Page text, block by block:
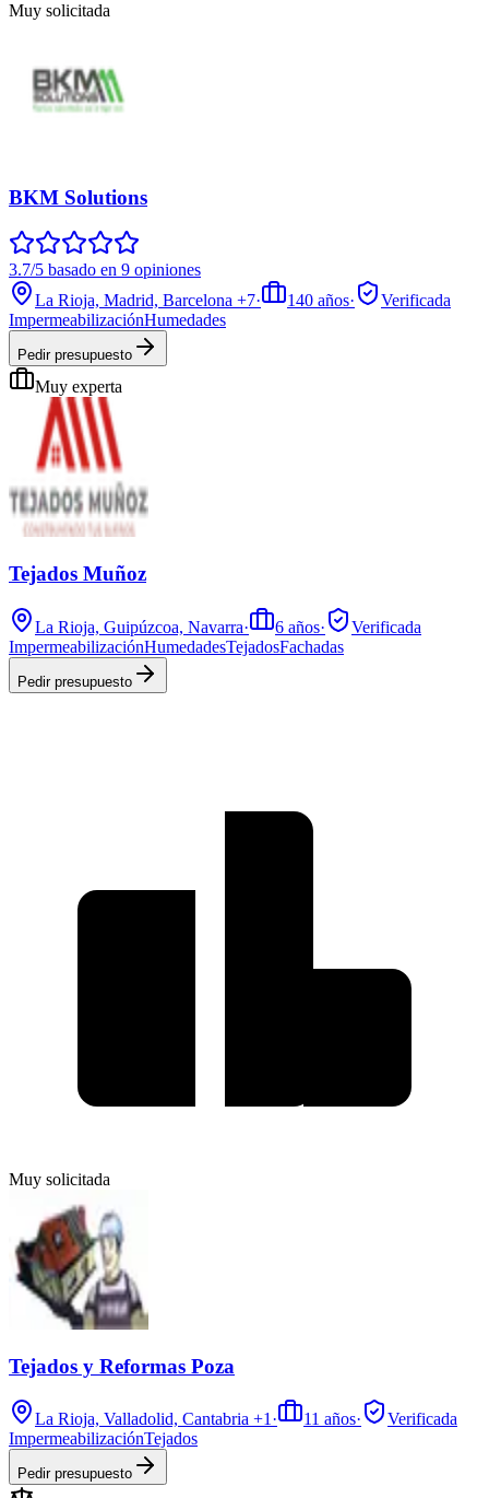
Muy solicitada
BKM Solutions
3.7/5 basado en 9 opiniones
La Rioja, Madrid, Barcelona +7· 140 años·
Verificada
ImpermeabilizaciónHumedades
Pedir presupuesto
Muy experta
Tejados Muñoz
La Rioja, Guipúzcoa, Navarra· 6 años·
Verificada
ImpermeabilizaciónHumedadesTejadosFachadas
Pedir presupuesto
Muy solicitada
Tejados y Reformas Poza
La Rioja, Valladolid, Cantabria +1 · 11 años·
Verificada
ImpermeabilizaciónTejados
Pedir presupuesto